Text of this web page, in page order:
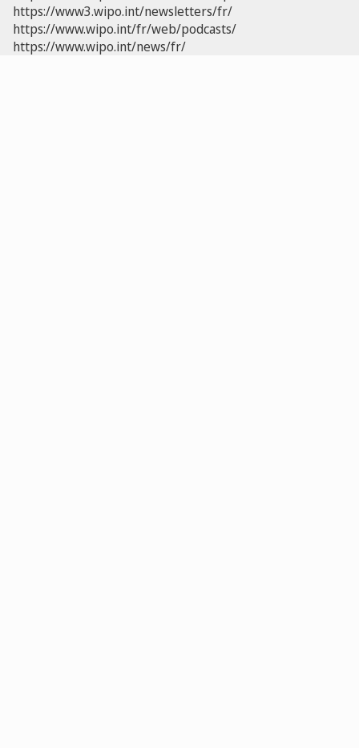
https://www3.wipo.int/newsletters/fr/
https://www.wipo.int/fr/web/podcasts/
https://www.wipo.int/news/fr/